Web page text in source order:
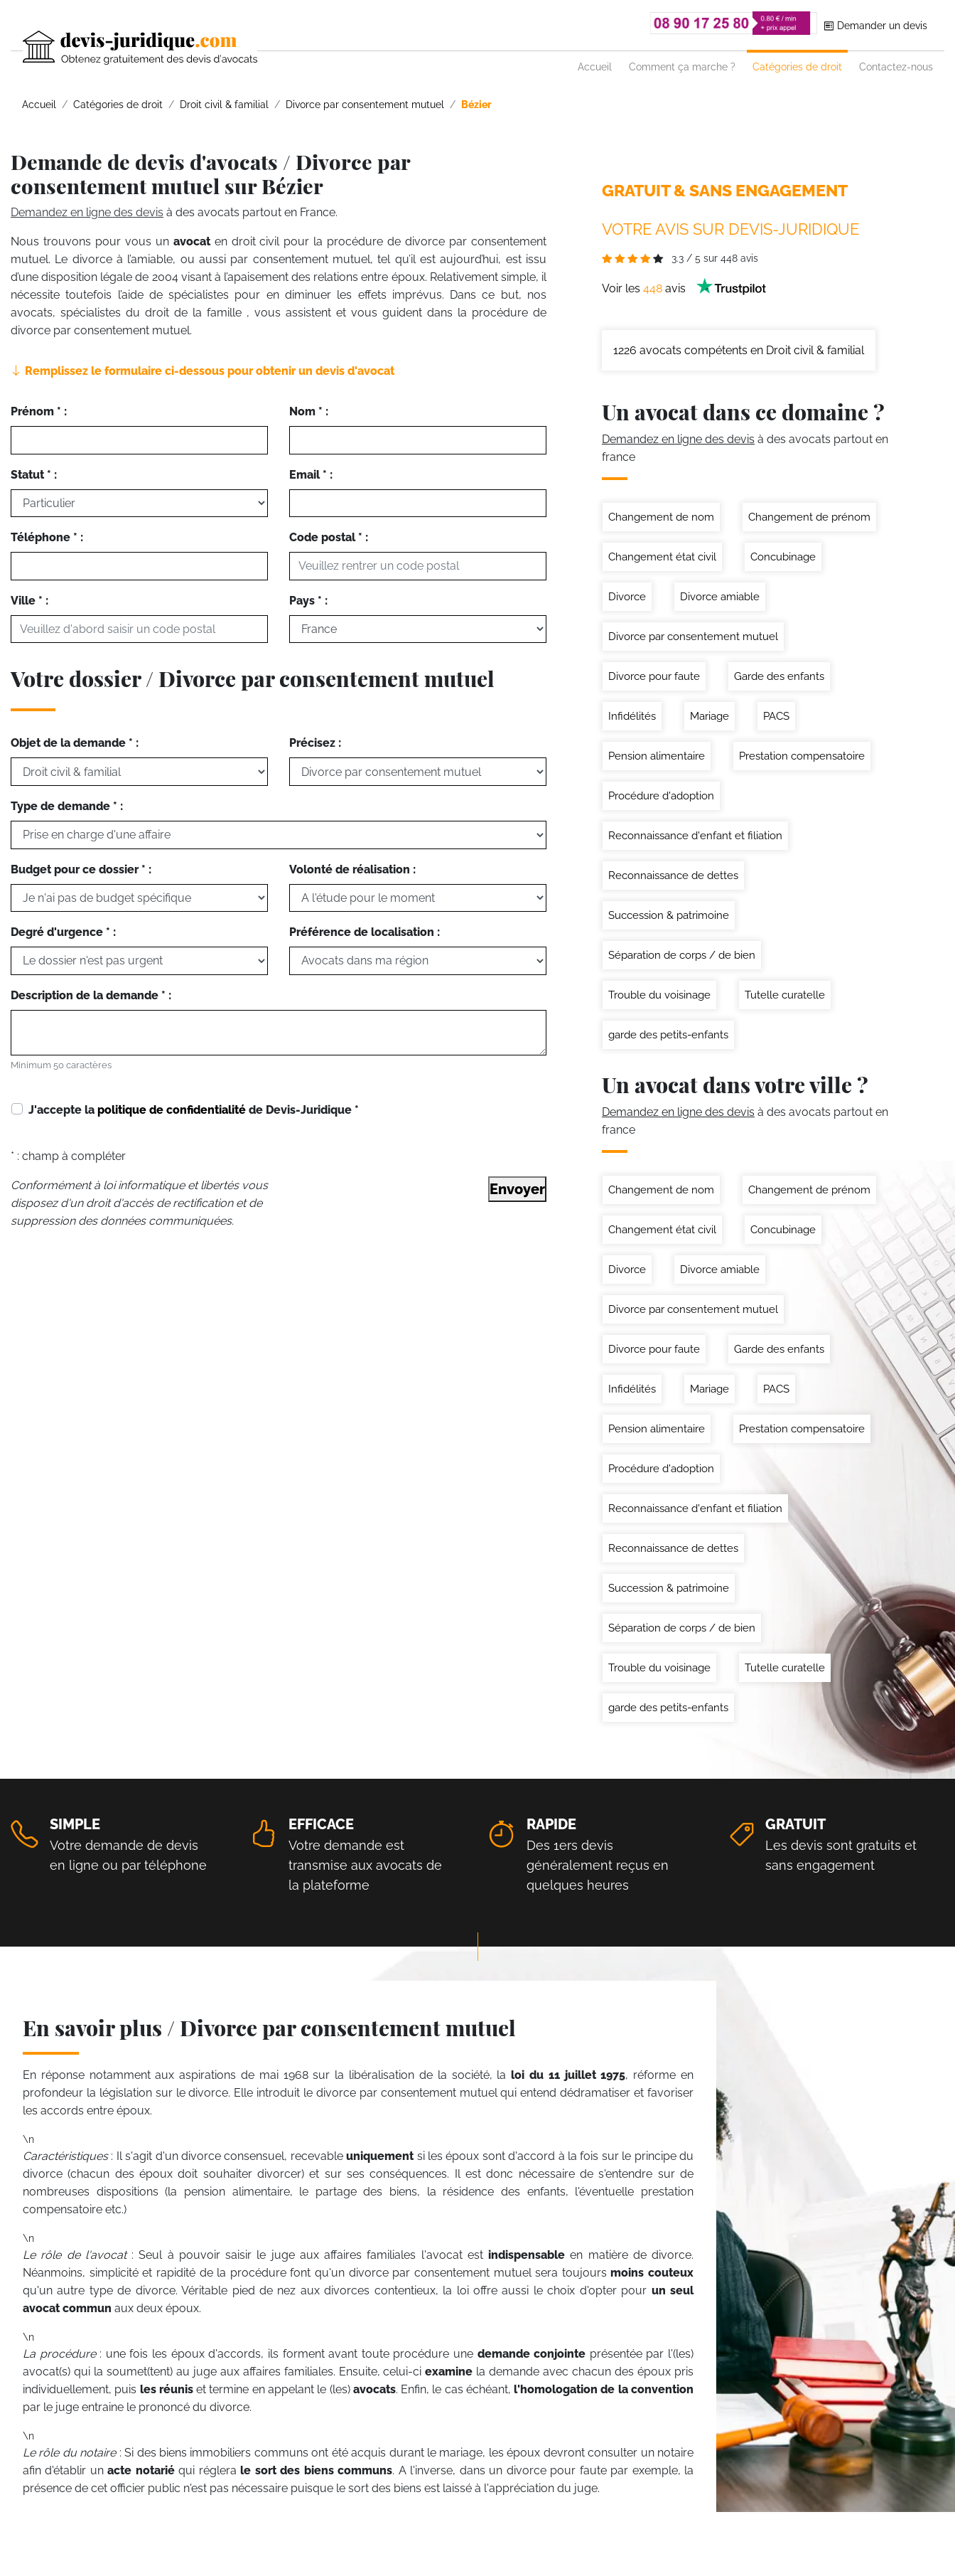
Demander un devis
Accueil Comment ça marche ? Catégories de droit Contactez-nous
Accueil Catégories de droit Droit civil & familial Divorce par consentement mutuel Bézier
Demande de devis d'avocats / Divorce par
consentement mutuel sur Bézier
Demandez en ligne des devis à des avocats partout en France.
Nous trouvons pour vous un avocat en droit civil pour la procédure de divorce par consentement
mutuel. Le divorce à l’amiable, ou aussi par consentement mutuel, tel qu’il est aujourd’hui, est issu
d’une disposition légale de 2004 visant à l’apaisement des relations entre époux. Relativement simple, il
nécessite toutefois l’aide de spécialistes pour en diminuer les effets imprévus. Dans ce but, nos
avocats, spécialistes du droit de la famille , vous assistent et vous guident dans la procédure de
divorce par consentement mutuel.
Remplissez le formulaire ci-dessous pour obtenir un devis d'avocat
Prénom * : Nom * :
Statut * : Email * :
Téléphone * : Code postal * :
Ville * : Pays * :
Votre dossier / Divorce par consentement mutuel
Objet de la demande * : Précisez :
Type de demande * :
Budget pour ce dossier * : Volonté de réalisation :
Degré d'urgence * : Préférence de localisation :
Description de la demande * :
Minimum 50 caractères
J'accepte la politique de confidentialité de Devis-Juridique *
* : champ à compléter
Conformément à loi informatique et libertés vous
disposez d'un droit d'accès de rectification et de
suppression des données communiquées.
Envoyer
GRATUIT & SANS ENGAGEMENT
VOTRE AVIS SUR DEVIS-JURIDIQUE
3.3 / 5 sur 448 avis
Voir les 448 avis
1226 avocats compétents en Droit civil & familial
Un avocat dans ce domaine ?
Demandez en ligne des devis à des avocats partout en
france
Changement de nom Changement de prénom
Changement état civil Concubinage
Divorce Divorce amiable
Divorce par consentement mutuel
Divorce pour faute Garde des enfants
Infidélités Mariage PACS
Pension alimentaire Prestation compensatoire
Procédure d'adoption
Reconnaissance d'enfant et filiation
Reconnaissance de dettes
Succession & patrimoine
Séparation de corps / de bien
Trouble du voisinage Tutelle curatelle
garde des petits-enfants
Un avocat dans votre ville ?
Demandez en ligne des devis à des avocats partout en
france
Changement de nom Changement de prénom
Changement état civil Concubinage
Divorce Divorce amiable
Divorce par consentement mutuel
Divorce pour faute Garde des enfants
Infidélités Mariage PACS
Pension alimentaire Prestation compensatoire
Procédure d'adoption
Reconnaissance d'enfant et filiation
Reconnaissance de dettes
Succession & patrimoine
Séparation de corps / de bien
Trouble du voisinage Tutelle curatelle
garde des petits-enfants
SIMPLE
Votre demande de devis
en ligne ou par téléphone
EFFICACE
Votre demande est
transmise aux avocats de
la plateforme
RAPIDE
Des 1ers devis
généralement reçus en
quelques heures
GRATUIT
Les devis sont gratuits et
sans engagement
En savoir plus / Divorce par consentement mutuel
En réponse notamment aux aspirations de mai 1968 sur la libéralisation de la société, laloi du 11 juillet 1975, réforme en
profondeur la législation sur le divorce. Elle introduit le divorce par consentement mutuel qui entend dédramatiser et favoriser
les accords entre époux.
\n
Caractéristiques: Il s'agit d'un divorce consensuel, recevableuniquementsi les époux sont d'accord à la fois sur le principe du
divorce (chacun des époux doit souhaiter divorcer) et sur ses conséquences. Il est donc nécessaire de s'entendre sur de
nombreuses dispositions (la pension alimentaire, le partage des biens, la résidence des enfants, l'éventuelle prestation
compensatoire etc.)
\n
Le rôle de l'avocat: Seul à pouvoir saisir le juge aux affaires familiales l'avocat est indispensable en matière de divorce.
Néanmoins, simplicité et rapidité de la procédure font qu'un divorce par consentement mutuel sera toujoursmoins couteux
qu'un autre type de divorce. Véritable pied de nez aux divorces contentieux, la loi offre aussi le choix d'opter pour un seul
avocat commun aux deux époux.
\n
La procédure: une fois les époux d'accords, ils forment avant toute procédure une demande conjointe présentée par l'(les)
avocat(s) qui la soumet(tent) au juge aux affaires familiales. Ensuite, celui-ciexamine la demande avec chacun des époux pris
individuellement, puis les réuniset termine en appelant le (les)avocats. Enfin, le cas échéant,l'homologation de la convention
par le juge entraine le prononcé du divorce.
\n
Le rôle du notaire: Si des biens immobiliers communs ont été acquis durant le mariage, les époux devront consulter un notaire
afin d'établir unacte notariéqui réglerale sort des biens communs. A l'inverse, dans un divorce pour faute par exemple, la
présence de cet officier public n'est pas nécessaire puisque le sort des biens est laissé à l'appréciation du juge.